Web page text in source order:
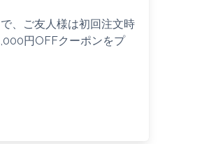
、ご友人様は初回注文時
円OFFクーポンをプ